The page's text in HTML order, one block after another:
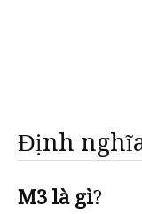
Định
M3 là gì?